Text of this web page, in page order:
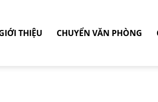
THIỆU CHUYỂN VĂN PHÒNG